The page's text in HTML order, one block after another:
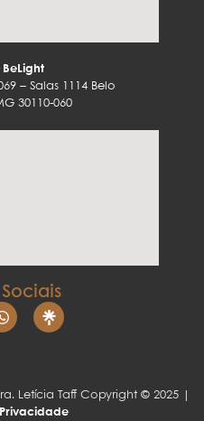
– Salas 1114 Belo
30110-060
Letícia Taff Copyright © 2025 |